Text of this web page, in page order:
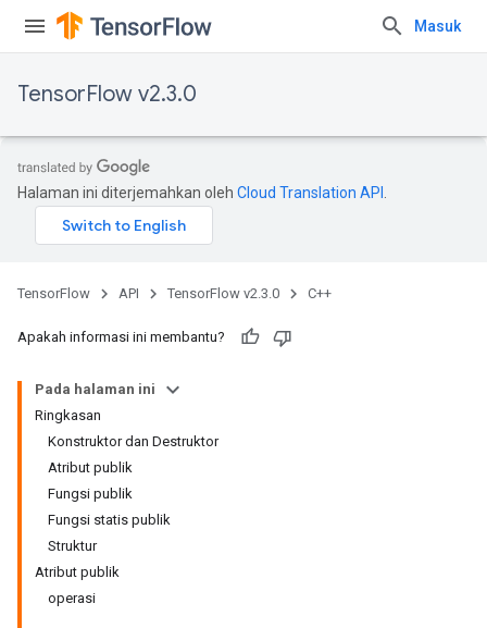
Masuk
TensorFlow v2.3.0
Halaman ini diterjemahkan oleh Cloud Translation API
TensorFlow API TensorFlow v2.3.0 C++
Apakah informasi ini membantu?
Pada halaman ini
Ringkasan
Konstruktor dan Destruktor
Atribut publik
Fungsi publik
Fungsi statis publik
Struktur
Atribut publik
operasi